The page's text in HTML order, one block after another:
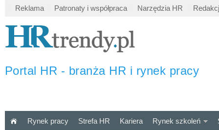
Reklama Patronaty i współpraca Narzędzia HR
Portal HR - branża HR i rynek pracy
Rynek pracy Strefa HR Kariera Rynek szkoleń